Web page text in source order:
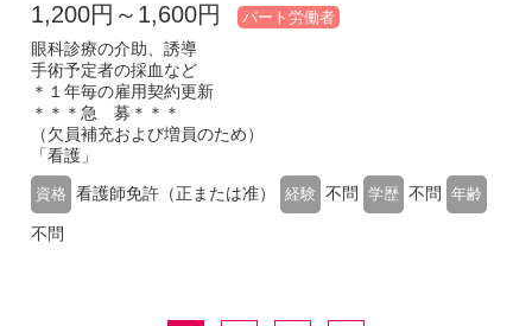
1,200円～1,600円 パート労働者
眼科診療の介助、誘導
手術予定者の採血など
＊１年毎の雇用契約更新
＊＊＊急 募＊＊＊
（欠員補充および増員のため）
「看護」
資格 看護師免許（正または准） 経験 不問 学歴 不問 年齢
不問